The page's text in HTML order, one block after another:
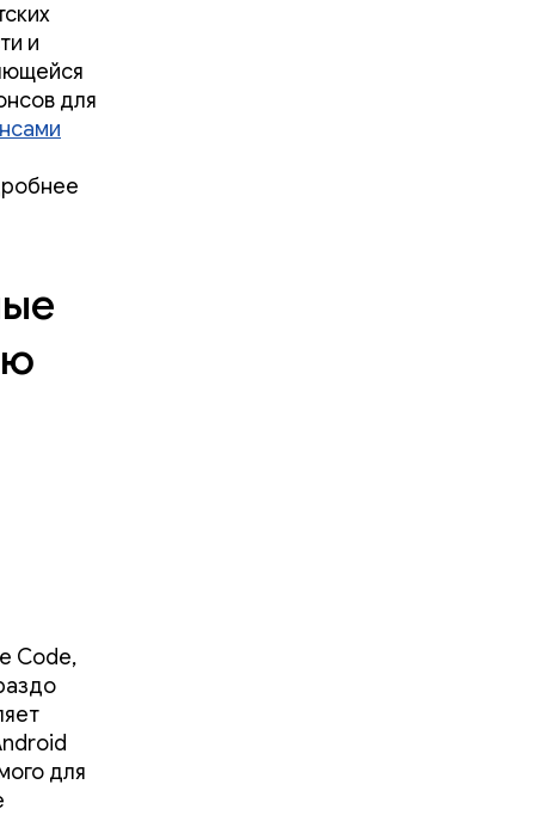
и
для
Code,
для